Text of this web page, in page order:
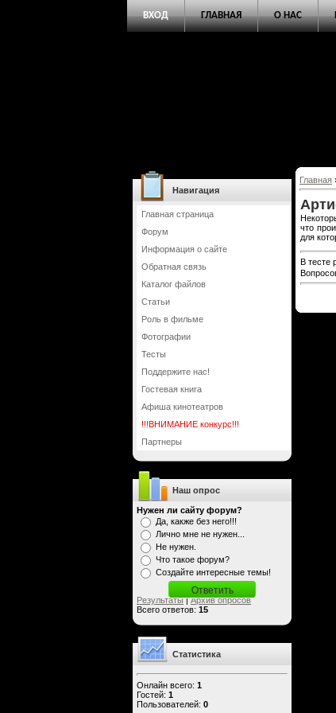
ВХОД ГЛАВНАЯ О НАС
Навигация
Главная страница
Форум
Информация о сайте
Обратная связь
Каталог файлов
Статьи
Роль в фильме
Фотографии
Тесты
Поддержите нас!
Гостевая книга
Афиша кинотеатров
!!!ВНИМАНИЕ конкурс!!!
Партнеры
Наш опрос
Нужен ли сайту форум?
Да, какже без него!!!
Лично мне не нужен...
Не нужен.
Что такое форум?
Создайте интересные темы!
Результаты|Архив опросов
Всего ответов: 15
Статистика
Онлайн всего: 1
Гостей: 1
Пользователей: 0
Главная
что
для
В тесте